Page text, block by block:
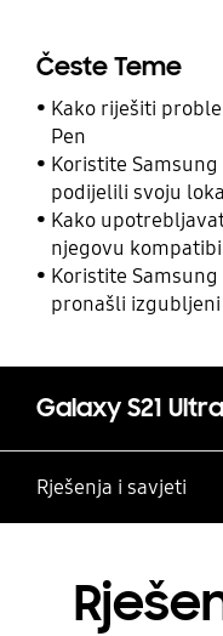
Česte Teme
Kako riješiti
Pen
Koristite
podijelili svoju
djetetom, obitelji
Kako
njegovu
Koristite
pronašli
Rješenja i savjeti